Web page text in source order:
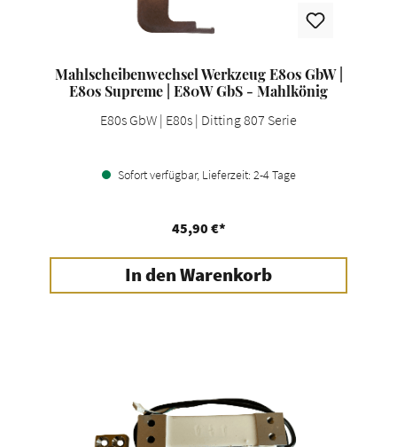
Mahlscheibenwechsel Werkzeug E80s GbW |
E80s Supreme | E80W GbS - Mahlkönig
E80s GbW | E80s | Ditting 807 Serie
Sofort verfügbar, Lieferzeit: 2-4 Tage
45,90 €*
In den Warenkorb